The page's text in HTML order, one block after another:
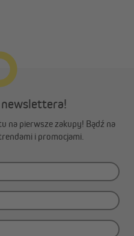
na pierwsze zakupy! Bądź na
i promocjami.